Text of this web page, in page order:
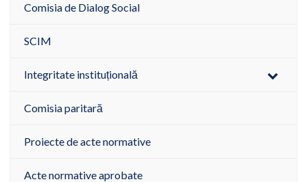
Comisia de Dialog Social
SCIM
Integritate instituțională
Comisia paritară
Proiecte de acte normative
Acte normative aprobate